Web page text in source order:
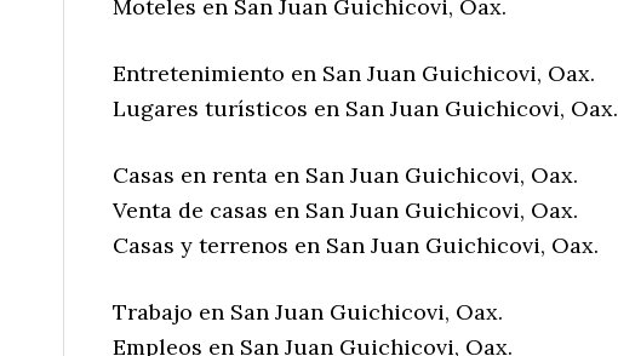
Moteles en San Juan Guichicovi, Oax.
Entretenimiento en San Juan Guichicovi, Oax.
Lugares turísticos en San Juan Guichicovi, Oax.
Casas en renta en San Juan Guichicovi, Oax.
Venta de casas en San Juan Guichicovi, Oax.
Casas y terrenos en San Juan Guichicovi, Oax.
Trabajo en San Juan Guichicovi, Oax.
Empleos en San Juan Guichicovi, Oax.